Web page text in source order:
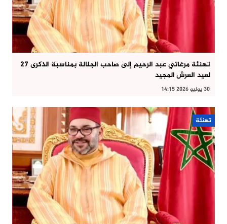
تهنئة مرغاتي عبد الرحيم إلى صاحب الجلالة بمناسبة الذكرى 27
لعيد العرش المجيد
30 يوليو 2026 14:15
تهنئة